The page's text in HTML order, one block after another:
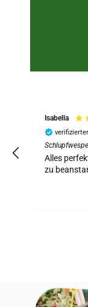
Isabella
Alles
zu